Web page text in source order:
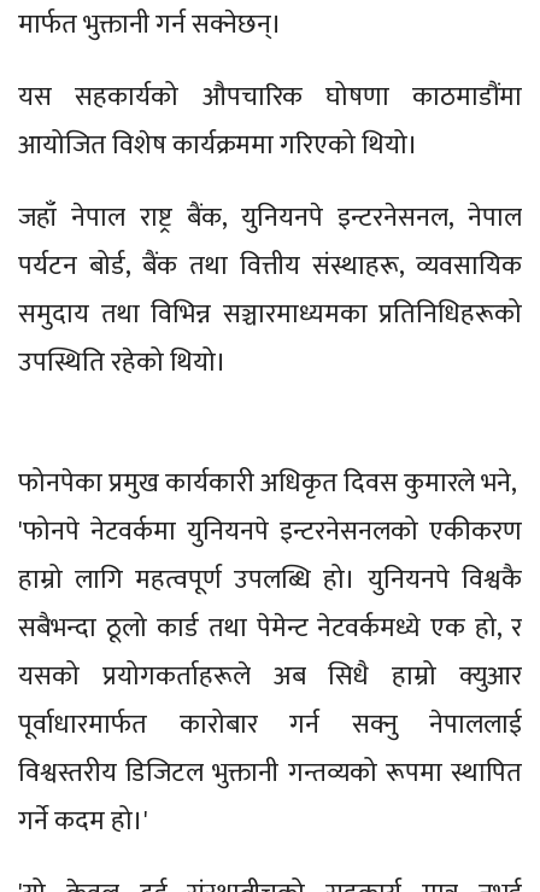
मार्फत भुक्तानी गर्न सक्नेछन्।
यस सहकार्यको औपचारिक घोषणा काठमाडौंमा
आयोजित विशेष कार्यक्रममा गरिएको थियो।
जहाँ नेपाल राष्ट्र बैंक, युनियनपे इन्टरनेसनल, नेपाल
पर्यटन बोर्ड, बैंक तथा वित्तीय संस्थाहरू, व्यवसायिक
समुदाय तथा विभिन्न सञ्चारमाध्यमका प्रतिनिधिहरूको
उपस्थिति रहेको थियो।
फोनपेका प्रमुख कार्यकारी अधिकृत दिवस कुमारले भने,
'फोनपे नेटवर्कमा युनियनपे इन्टरनेसनलको एकीकरण
हाम्रो लागि महत्वपूर्ण उपलब्धि हो। युनियनपे विश्वकै
सबैभन्दा ठूलो कार्ड तथा पेमेन्ट नेटवर्कमध्ये एक हो, र
यसको प्रयोगकर्ताहरूले अब सिधै हाम्रो क्युआर
पूर्वाधारमार्फत कारोबार गर्न सक्नु नेपाललाई
विश्वस्तरीय डिजिटल भुक्तानी गन्तव्यको रूपमा स्थापित
गर्ने कदम हो।'